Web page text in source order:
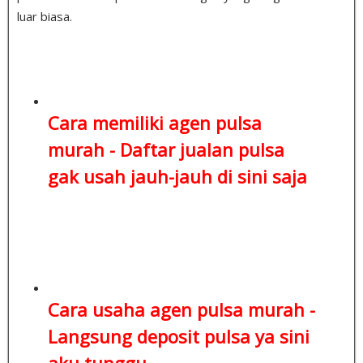
luar biasa.
Cara memiliki agen pulsa
murah - Daftar jualan pulsa
gak usah jauh-jauh di sini saja
Cara usaha agen pulsa murah -
Langsung deposit pulsa ya sini